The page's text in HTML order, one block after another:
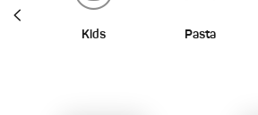
Kids Pasta